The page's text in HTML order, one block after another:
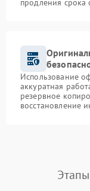
продления срока
Использование
аккуратная
резервное
восстановление